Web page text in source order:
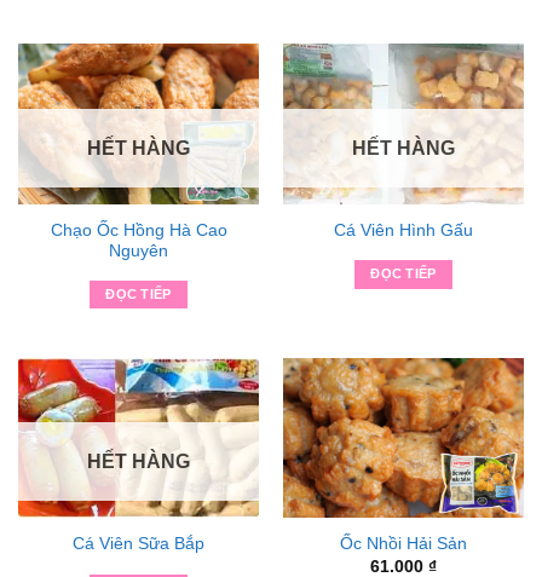
HẾT HÀNG
Chạo Ốc Hồng Hà Cao
Nguyên
ĐỌC TIẾP
HẾT HÀNG
Cá Viên Hình Gấu
ĐỌC TIẾP
HẾT HÀNG
Cá Viên Sữa Bắp
Ốc Nhồi Hải Sản
61.000 ₫